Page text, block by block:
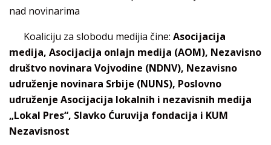
nad novinarima
Koaliciju za slobodu medijia čine: Asocijacija
medija, Asocijacija onlajn medija (AOM), Nezavisno
društvo novinara Vojvodine (NDNV), Nezavisno
udruženje novinara Srbije (NUNS), Poslovno
udruženje Asocijacija lokalnih i nezavisnih medija
„Lokal Pres“, Slavko Ćuruvija fondacija i KUM
Nezavisnost